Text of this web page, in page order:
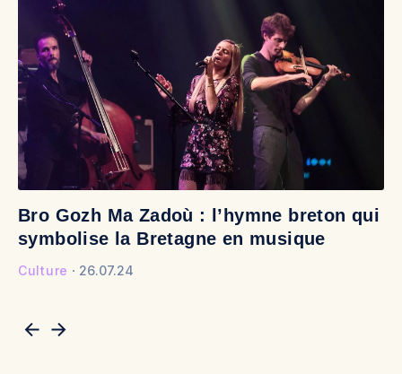
Bro Gozh Ma Zadoù : l’hymne breton qui
symbolise la Bretagne en musique
Culture 26.07.24